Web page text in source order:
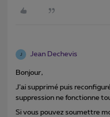
J Jean Dechevis
Bonjour,
J’ai supprimé puis
suppression ne fonctionne
Si vous pouvez soumettre